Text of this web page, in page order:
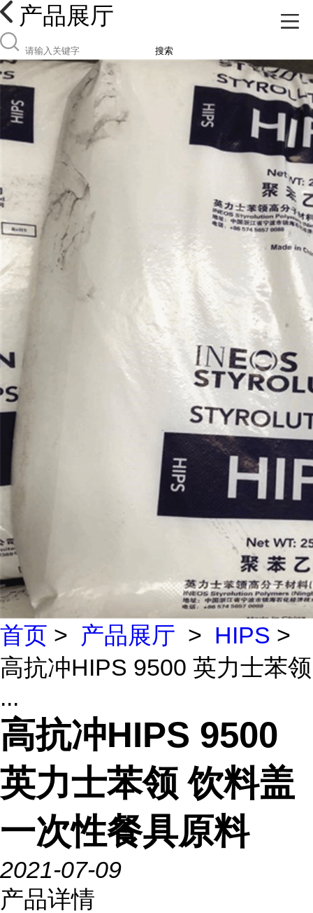
产品展厅
搜索
首页 > 产品展厅 > HIPS >
高抗冲HIPS 9500 英力士苯领
...
高抗冲HIPS 9500
英力士苯领 饮料盖
一次性餐具原料
2021-07-09
产品详情